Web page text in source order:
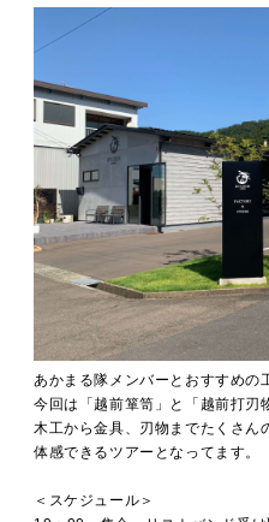
あかまる隊メンバーとおすすめの
今回は「越前箪笥」と「越前打刃
木工から金具、刃物までたくさん
体感できるツアーとなってます。
＜スケジュール＞